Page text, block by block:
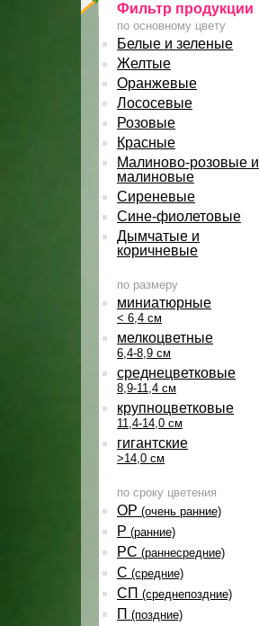
Фильтр продукции
по основному цвету
Белые и зеленые
Желтые
Оранжевые
Лососевые
Розовые
Красные
Малиново-розовые и
малиновые
Сиреневые
Сине-фиолетовые
Дымчатые и
коричневые
по размеру
миниатюрные
< 6,4 см
мелкоцветные
6,4-8,9 см
среднецветковые
8,9-11,4 см
крупноцветковые
11,4-14,0 см
гигантские
>14,0 см
по сроку цветения
ОР (очень ранние)
Р (ранние)
РС (раннесредние)
С (средние)
СП (среднепоздние)
П (поздние)